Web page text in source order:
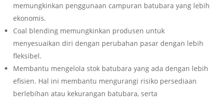
memungkinkan penggunaan campuran batubara yang lebih
ekonomis.
Coal blending memungkinkan produsen untuk
menyesuaikan diri dengan perubahan pasar dengan lebih
fleksibel.
Membantu mengelola stok batubara yang ada dengan lebih
efisien. Hal ini membantu mengurangi risiko persediaan
berlebihan atau kekurangan batubara, serta